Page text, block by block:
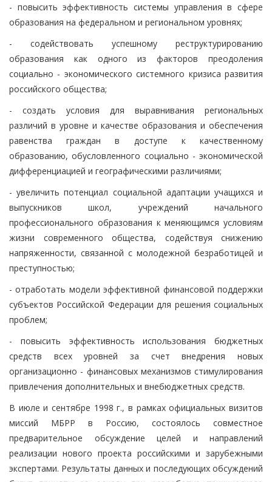
- повысить эффективность системы управления в сфере
образования на федеральном и региональном уровнях;
- содействовать успешному реструктурированию
образования как одного из факторов преодоления
социально - экономического системного кризиса развития
российского общества;
- создать условия для выравнивания региональных
различий в уровне и качестве образования и обеспечения
равенства граждан в доступе к качественному
образованию, обусловленного социально - экономической
дифференциацией и географическими различиями;
- увеличить потенциал социальной адаптации учащихся и
выпускников школ, учреждений начального
профессионального образования к меняющимся условиям
жизни современного общества, содействуя снижению
напряженности, связанной с молодежной безработицей и
преступностью;
- отработать модели эффективной финансовой поддержки
субъектов Российской Федерации для решения социальных
проблем;
- повысить эффективность использования бюджетных
средств всех уровней за счет внедрения новых
организационно - финансовых механизмов стимулирования
привлечения дополнительных и внебюджетных средств.
В июле и сентябре 1998 г., в рамках официальных визитов
миссий МБРР в Россию, состоялось совместное
предварительное обсуждение целей и направлений
реализации нового проекта российскими и зарубежными
экспертами. Результаты данных и последующих обсуждений